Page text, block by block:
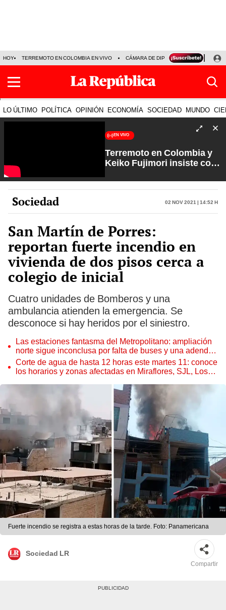
HOY TERREMOTO EN COLOMBIA EN VIVO CÁMARA DE DIPUTADOS PRECIO
LO ÚLTIMO POLÍTICA OPINIÓN ECONOMÍA SOCIEDAD MUNDO
EN VIVO
Terremoto en Colombia y
Keiko Fujimori insiste con
Olvide con Carlos Cornejo
Sociedad 02 Nov 2021 | 14:52 h
San Martín de Porres:
reportan fuerte incendio en
vivienda de dos pisos cerca a
colegio de inicial
Cuatro unidades de Bomberos y una
ambulancia atienden la emergencia. Se
desconoce si hay heridos por el siniestro.
Las estaciones fantasma del Metropolitano: ampliación
norte sigue inconclusa por falta de buses y una adenda
estancada
Corte de agua de hasta 12 horas este martes 11: conoce
los horarios y zonas afectadas en Miraflores, SJL, Los
Fuerte incendio se registra a estas horas de la tarde. Foto: Panamericana
Sociedad LR
Compartir